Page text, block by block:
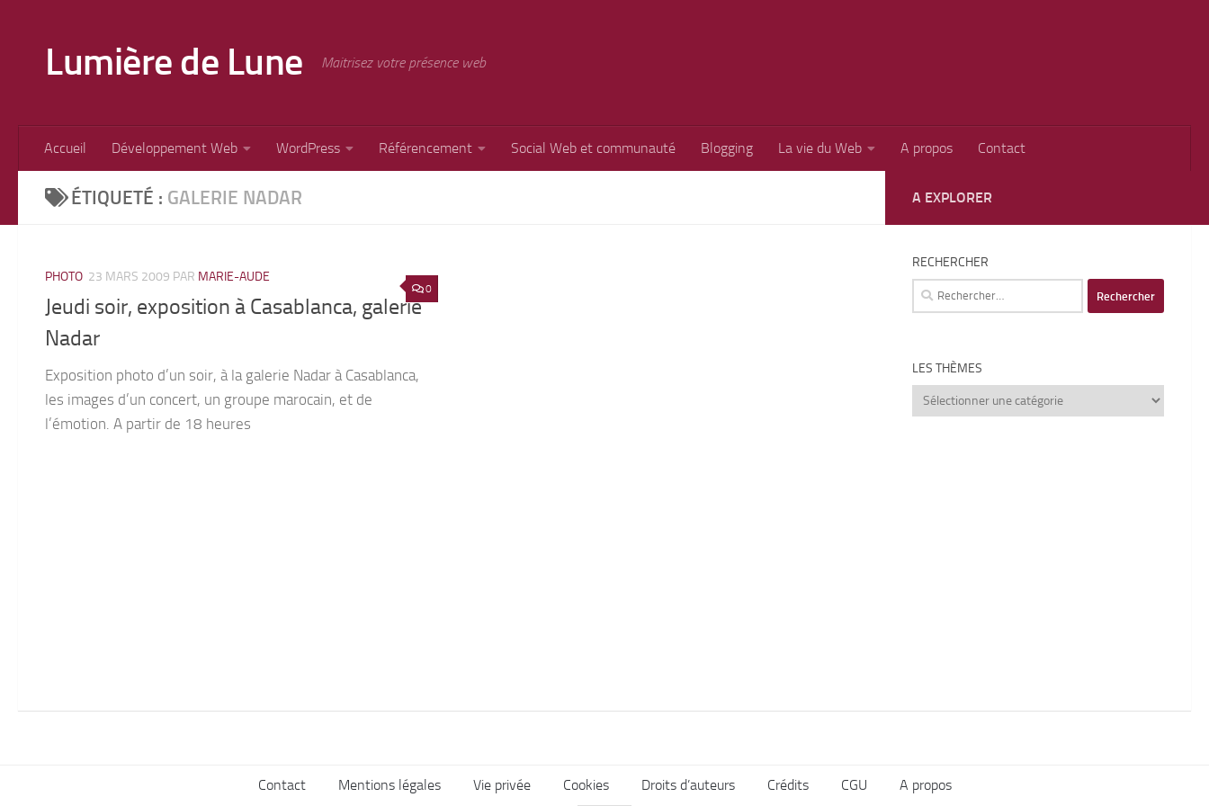
Lumière de Lune Maitrisez votre présence web
Accueil Développement Web WordPress Référencement Social Web et communauté Blogging La vie du Web A propos Contact
ÉTIQUETÉ : GALERIE NADAR
0
PHOTO 23 MARS 2009 PAR MARIE-AUDE
Jeudi soir, exposition à Casablanca, galerie
Nadar
Exposition photo d’un soir, à la galerie Nadar à Casablanca,
les images d’un concert, un groupe marocain, et de
l’émotion. A partir de 18 heures
A EXPLORER
RECHERCHER
Rechercher :
LES THÈMES
Les
thèmes
Contact Mentions légales Vie privée Cookies Droits d’auteurs Crédits CGU A propos